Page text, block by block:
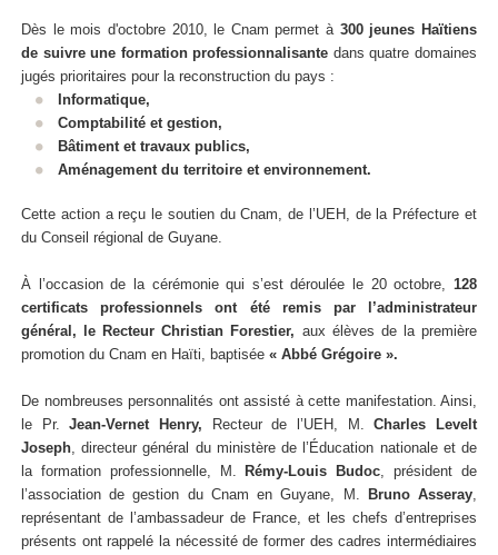
Dès le mois d'octobre 2010, le Cnam permet à 300 jeunes Haïtiens
de suivre une formation professionnalisante dans quatre domaines
jugés prioritaires pour la reconstruction du pays :
Informatique,
Comptabilité et gestion,
Bâtiment et travaux publics,
Aménagement du territoire et environnement.
Cette action a reçu le soutien du Cnam, de l’UEH, de la Préfecture et
du Conseil régional de Guyane.
À l’occasion de la cérémonie qui s’est déroulée le 20 octobre, 128
certificats professionnels ont été remis par l’administrateur
général, le Recteur Christian Forestier, aux élèves de la première
promotion du Cnam en Haïti, baptisée « Abbé Grégoire ».
De nombreuses personnalités ont assisté à cette manifestation. Ainsi,
le Pr.Jean-Vernet Henry, Recteur de l’UEH, M.Charles Levelt
Joseph, directeur général du ministère de l’Éducation nationale et de
la formation professionnelle, M.
Rémy-Louis Budoc, président de
l’association de gestion du Cnam en Guyane, M.
Bruno Asseray,
représentant de l’ambassadeur de France, et les chefs d’entreprises
présents ont rappelé la nécessité de former des cadres intermédiaires